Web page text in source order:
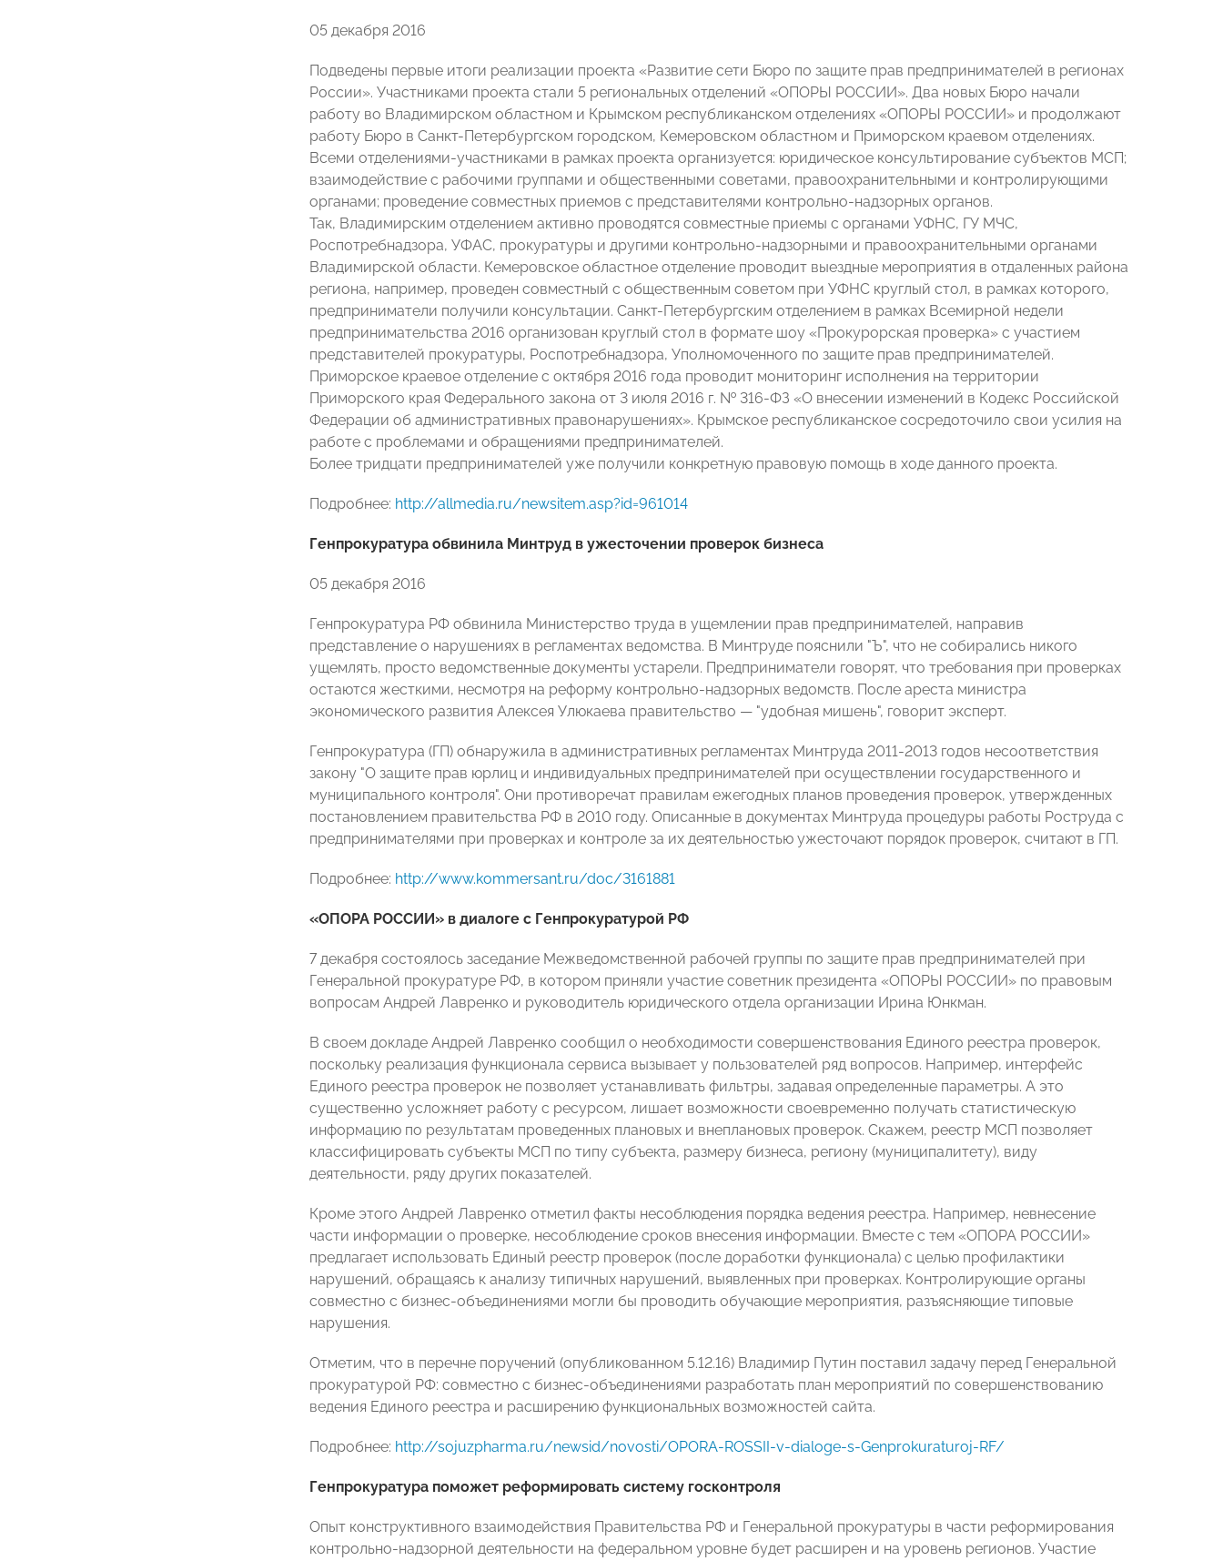
05 декабря 2016
Подведены первые итоги реализации проекта «Развитие сети Бюро по защите прав предпринимателей в регионах
России». Участниками проекта стали 5 региональных отделений «ОПОРЫ РОССИИ». Два новых Бюро начали
работу во Владимирском областном и Крымском республиканском отделениях «ОПОРЫ РОССИИ» и продолжают
работу Бюро в Санкт-Петербургском городском, Кемеровском областном и Приморском краевом отделениях.
Всеми отделениями-участниками в рамках проекта организуется: юридическое консультирование субъектов МСП;
взаимодействие с рабочими группами и общественными советами, правоохранительными и контролирующими
органами; проведение совместных приемов с представителями контрольно-надзорных органов.
Так, Владимирским отделением активно проводятся совместные приемы с органами УФНС, ГУ МЧС,
Роспотребнадзора, УФАС, прокуратуры и другими контрольно-надзорными и правоохранительными органами
Владимирской области. Кемеровское областное отделение проводит выездные мероприятия в отдаленных района
региона, например, проведен совместный с общественным советом при УФНС круглый стол, в рамках которого,
предприниматели получили консультации. Санкт-Петербургским отделением в рамках Всемирной недели
предпринимательства 2016 организован круглый стол в формате шоу «Прокурорская проверка» с участием
представителей прокуратуры, Роспотребнадзора, Уполномоченного по защите прав предпринимателей.
Приморское краевое отделение с октября 2016 года проводит мониторинг исполнения на территории
Приморского края Федерального закона от 3 июля 2016 г. № 316-ФЗ «О внесении изменений в Кодекс Российской
Федерации об административных правонарушениях». Крымское республиканское сосредоточило свои усилия на
работе с проблемами и обращениями предпринимателей.
Более тридцати предпринимателей уже получили конкретную правовую помощь в ходе данного проекта.
Подробнее: http://allmedia.ru/newsitem.asp?id=961014
Генпрокуратура обвинила Минтруд в ужесточении проверок бизнеса
05 декабря 2016
Генпрокуратура РФ обвинила Министерство труда в ущемлении прав предпринимателей, направив
представление о нарушениях в регламентах ведомства. В Минтруде пояснили "Ъ", что не собирались никого
ущемлять, просто ведомственные документы устарели. Предприниматели говорят, что требования при проверках
остаются жесткими, несмотря на реформу контрольно-надзорных ведомств. После ареста министра
экономического развития Алексея Улюкаева правительство — "удобная мишень", говорит эксперт.
Генпрокуратура (ГП) обнаружила в административных регламентах Минтруда 2011-2013 годов несоответствия
закону "О защите прав юрлиц и индивидуальных предпринимателей при осуществлении государственного и
муниципального контроля". Они противоречат правилам ежегодных планов проведения проверок, утвержденных
постановлением правительства РФ в 2010 году. Описанные в документах Минтруда процедуры работы Роструда с
предпринимателями при проверках и контроле за их деятельностью ужесточают порядок проверок, считают в ГП.
Подробнее: http://www.kommersant.ru/doc/3161881
«ОПОРА РОССИИ» в диалоге с Генпрокуратурой РФ
7 декабря состоялось заседание Межведомственной рабочей группы по защите прав предпринимателей при
Генеральной прокуратуре РФ, в котором приняли участие советник президента «ОПОРЫ РОССИИ» по правовым
вопросам Андрей Лавренко и руководитель юридического отдела организации Ирина Юнкман.
В своем докладе Андрей Лавренко сообщил о необходимости совершенствования Единого реестра проверок,
поскольку реализация функционала сервиса вызывает у пользователей ряд вопросов. Например, интерфейс
Единого реестра проверок не позволяет устанавливать фильтры, задавая определенные параметры. А это
существенно усложняет работу с ресурсом, лишает возможности своевременно получать статистическую
информацию по результатам проведенных плановых и внеплановых проверок. Скажем, реестр МСП позволяет
классифицировать субъекты МСП по типу субъекта, размеру бизнеса, региону (муниципалитету), виду
деятельности, ряду других показателей.
Кроме этого Андрей Лавренко отметил факты несоблюдения порядка ведения реестра. Например, невнесение
части информации о проверке, несоблюдение сроков внесения информации. Вместе с тем «ОПОРА РОССИИ»
предлагает использовать Единый реестр проверок (после доработки функционала) с целью профилактики
нарушений, обращаясь к анализу типичных нарушений, выявленных при проверках. Контролирующие органы
совместно с бизнес-объединениями могли бы проводить обучающие мероприятия, разъясняющие типовые
нарушения.
Отметим, что в перечне поручений (опубликованном 5.12.16) Владимир Путин поставил задачу перед Генеральной
прокуратурой РФ: совместно с бизнес-объединениями разработать план мероприятий по совершенствованию
ведения Единого реестра и расширению функциональных возможностей сайта.
Подробнее: http://sojuzpharma.ru/newsid/novosti/OPORA-ROSSII-v-dialoge-s-Genprokuraturoj-RF/
Генпрокуратура поможет реформировать систему госконтроля
Опыт конструктивного взаимодействия Правительства РФ и Генеральной прокуратуры в части реформирования
контрольно-надзорной деятельности на федеральном уровне будет расширен и на уровень регионов. Участие